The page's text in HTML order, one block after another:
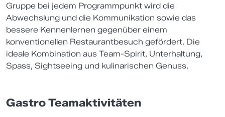
Gruppe bei jedem Programmpunkt wird die
Abwechslung und die Kommunikation sowie das
bessere Kennenlernen gegenüber einem
konventionellen Restaurantbesuch gefördert. Die
ideale Kombination aus Team-Spirit, Unterhaltung,
Spass, Sightseeing und kulinarischen Genuss.
Gastro Teamaktivitäten